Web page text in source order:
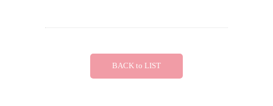
BACK to LIST